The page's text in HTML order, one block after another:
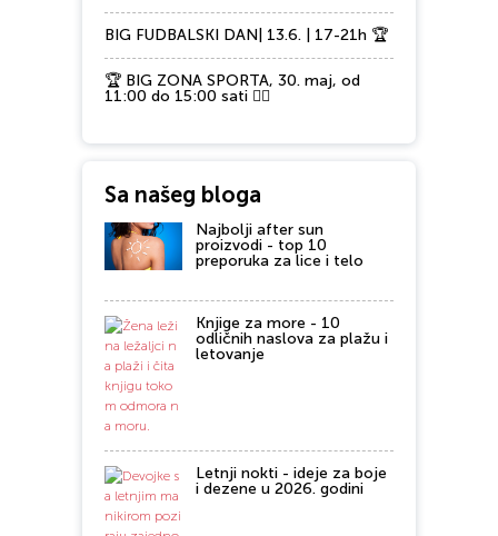
BIG FUDBALSKI DAN| 13.6. | 17-21h 🏆
🏆 BIG ZONA SPORTA, 30. maj, od
11:00 do 15:00 sati 🏃‍♂️
Sa našeg bloga
Najbolji after sun
proizvodi - top 10
preporuka za lice i telo
Knjige za more - 10
odličnih naslova za plažu i
letovanje
Letnji nokti - ideje za boje
i dezene u 2026. godini